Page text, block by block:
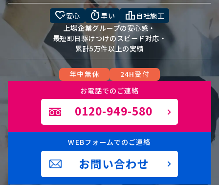
heart_check安心 timer早い leaderboard 自社施工
上場企業グループの安心感・
最短即日駆けつけのスピード対応・
累計5万件以上の実績
年中無休
24H受付
お電話でのご連絡
0120-949-580
WEBフォームでのご連絡
お問い合わせ